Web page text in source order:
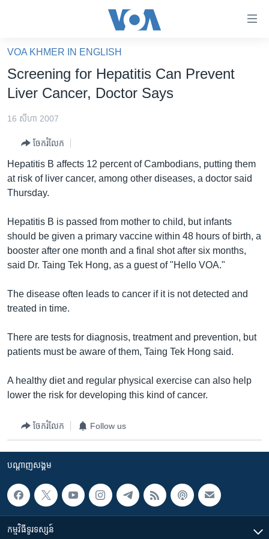
គេហទំព័រ​
ទាក់ទង
និង​
តែ​
ម្តង
រំលង​
ចូល​
ទៅ​
ទំព័រ​
រចនា
រំលង​
និង​
ទៅ​
កាន់​
ស្វែង​
រក
ហេឡូវីអូអេ
កម្ពុជាច្នៃប្រតិដ្ឋ
ព្រឹត្តិការណ៍ព័ត៌មាន
វិទ្យុ / ផតខាសថ៍
Khmer English
ភាសា
VOA KHMER IN ENGLISH
Screening for Hepatitis Can Prevent
Liver Cancer, Doctor Says
16 សីហា 2007
ចែករំលែក
Hepatitis B affects 12 percent of Cambodians, putting them
at risk of liver cancer, among other diseases, a doctor said
Thursday.
Hepatitis B is passed from mother to child, but infants
should be given a primary vaccine within 48 hours of birth, a
booster after one month and a final shot after six months,
said Dr. Taing Tek Hong, as a guest of "Hello VOA."
The disease often leads to cancer if it is not detected and
treated in time.
There are tests for diagnosis, treatment and prevention, but
patients must be aware of them, Taing Tek Hong said.
A healthy diet and regular physical exercise can also help
lower the risk for developing this kind of cancer.
ចែករំលែក Follow us
បណ្តាញ​សង្គម
កម្មវិធី​ទូរទស្សន៍